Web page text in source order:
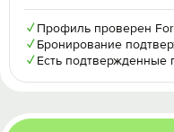
✓ Профиль проверен
✓ Бронирование
✓ Есть подтвержденные